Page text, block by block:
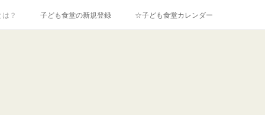
？ 子ども食堂の新規登録 ☆子ども食堂カレンダー